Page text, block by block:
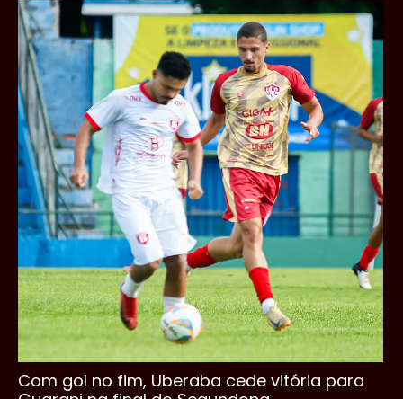
Com gol no fim, Uberaba cede vitória para